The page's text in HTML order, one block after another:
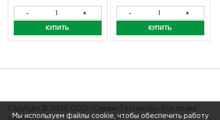
Copyright © 2026 ООО «СервисТехЦентр» Все права
защищены.
Мы используем файлы cookie, чтобы обеспечить работу